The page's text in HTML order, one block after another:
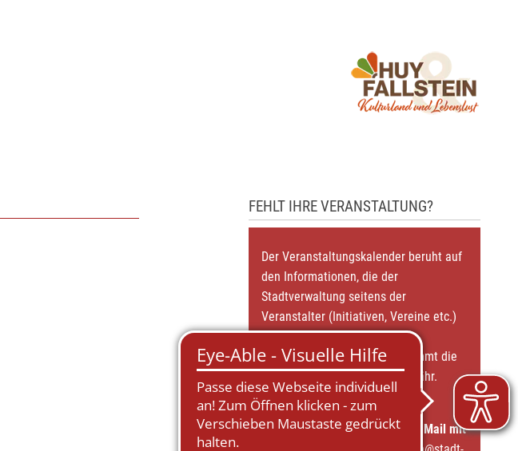
FEHLT IHRE VERANSTALTUNG?
Der Veranstaltungskalender beruht auf
den Informationen, die der
Stadtverwaltung seitens der
Veranstalter (Initiativen, Vereine etc.)
zugearbeitet werden. Für die
Richtigkeit der Angabe übernimmt die
Stadtverwaltung keinerlei Gewähr.
Fehlt Ihre Veranstaltung?
Senden Sie uns einfach eine E-Mail mit